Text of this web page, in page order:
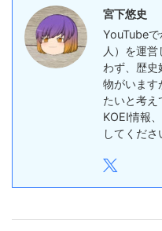
宮下悠史
YouTube
人）を運
わず、歴史
物がいます
たいと考え
KOEI情報
してくださ